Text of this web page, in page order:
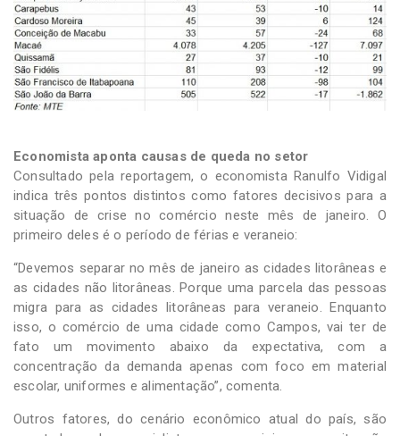
Economista aponta causas de queda no setor
Consultado pela reportagem, o economista Ranulfo Vidigal
indica três pontos distintos como fatores decisivos para a
situação de crise no comércio neste mês de janeiro. O
primeiro deles é o período de férias e veraneio:
“Devemos separar no mês de janeiro as cidades litorâneas e
as cidades não litorâneas. Porque uma parcela das pessoas
migra para as cidades litorâneas para veraneio. Enquanto
isso, o comércio de uma cidade como Campos, vai ter de
fato um movimento abaixo da expectativa, com a
concentração da demanda apenas com foco em material
escolar, uniformes e alimentação”, comenta.
Outros fatores, do cenário econômico atual do país, são